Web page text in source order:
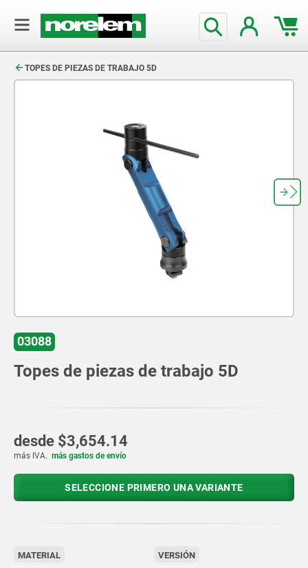
TOPES DE PIEZAS DE TRABAJO 5D
03088
Topes de piezas de trabajo 5D
desde $3,654.14
más IVA. más gastos de envío
SELECCIONE PRIMERO UNA VARIANTE
MATERIAL VERSIÓN